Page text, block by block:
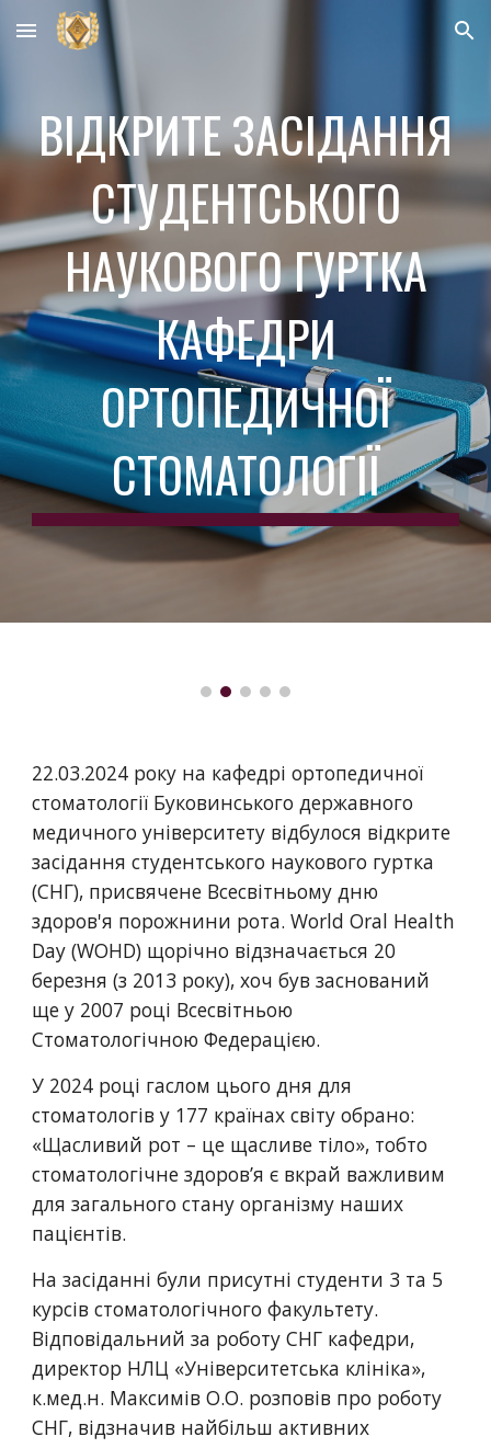
Skip to main content Skip to navigation
ВІДКРИТЕ ЗАСІДАННЯ
СТУДЕНТСЬКОГО
НАУКОВОГО ГУРТКА
КАФЕДРИ
ОРТОПЕДИЧНОЇ
СТОМАТОЛОГІЇ
22.03.2024 року на кафедрі ортопедичної
стоматології Буковинського державного
медичного університету відбулося відкрите
засідання студентського наукового гуртка
(СНГ), присвячене Всесвітньому дню
здоров'я порожнини рота. World Oral Health
Day (WOHD) щорічно відзначається 20
березня (з 2013 року), хоч був заснований
ще у 2007 році Всесвітньою
Стоматологічною Федерацією.
У 2024 році гаслом цього дня для
стоматологів у 177 країнах світу обрано:
«Щасливий рот – це щасливе тіло», тобто
стоматологічне здоров’я є вкрай важливим
для загального стану організму наших
пацієнтів.
На засіданні були присутні студенти 3 та 5
курсів стоматологічного факультету.
Відповідальний за роботу СНГ кафедри,
директор НЛЦ «Університетська клініка»,
к.мед.н. Максимів О.О. розповів про роботу
СНГ, відзначив найбільш активних